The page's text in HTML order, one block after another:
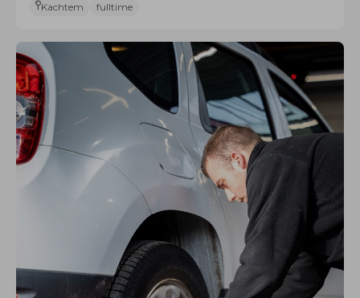
Kachtem fulltime